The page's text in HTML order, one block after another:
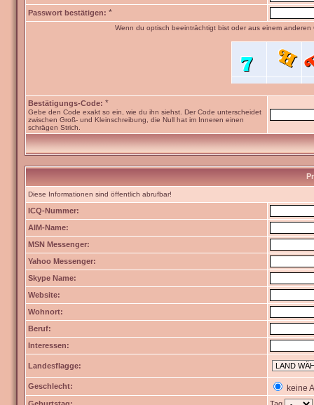
Passwort bestätigen: *
Wenn du optisch beeinträchtigt bist oder aus einem
Bestätigungs-Code: *
Gebe den Code exakt so ein, wie du ihn siehst. Der Code unterscheidet
zwischen Groß- und Kleinschreibung, die Null hat im Inneren einen
schrägen Strich.
Diese Informationen sind öffentlich abrufbar!
ICQ-Nummer:
AIM-Name:
MSN Messenger:
Yahoo Messenger:
Skype Name:
Website:
Wohnort:
Beruf:
Interessen:
Landesflagge:
Geschlecht: keine